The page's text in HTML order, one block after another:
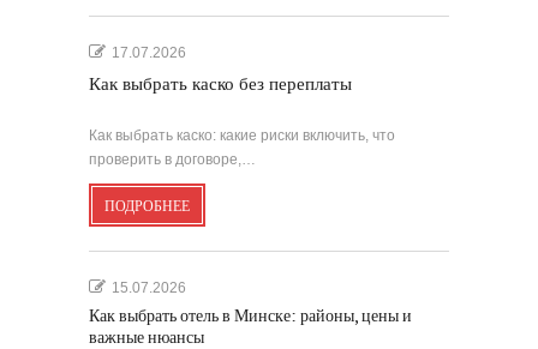
17.07.2026
Как выбрать каско без переплаты
Как выбрать каско: какие риски включить, что
проверить в договоре,…
ПОДРОБНЕЕ
15.07.2026
Как выбрать отель в Минске: районы, цены и
важные нюансы